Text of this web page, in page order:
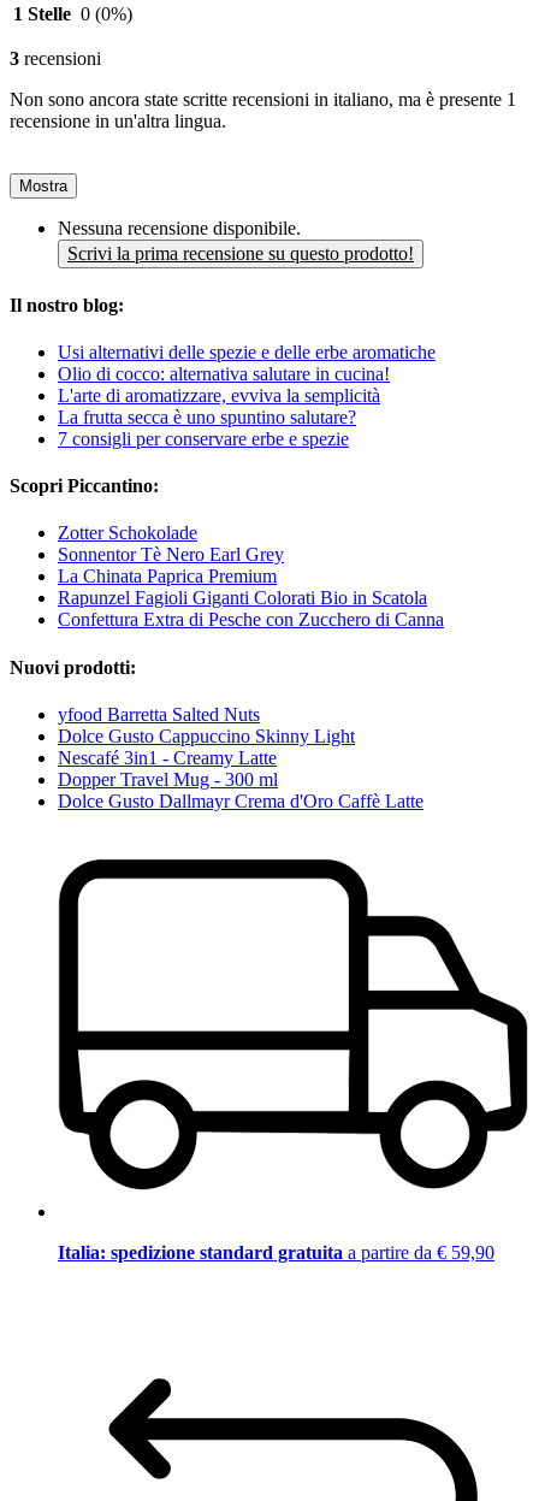
1 Stelle 0 (0%)
3 recensioni
Non sono ancora state scritte recensioni in italiano, ma è presente 1
recensione in un'altra lingua.
Mostra
Nessuna recensione disponibile.
Scrivi la prima recensione su questo prodotto!
Il nostro blog:
Usi alternativi delle spezie e delle erbe aromatiche
Olio di cocco: alternativa salutare in cucina!
L'arte di aromatizzare, evviva la semplicità
La frutta secca è uno spuntino salutare?
7 consigli per conservare erbe e spezie
Scopri Piccantino:
Zotter Schokolade
Sonnentor Tè Nero Earl Grey
La Chinata Paprica Premium
Rapunzel Fagioli Giganti Colorati Bio in Scatola
Confettura Extra di Pesche con Zucchero di Canna
Nuovi prodotti:
yfood Barretta Salted Nuts
Dolce Gusto Cappuccino Skinny Light
Nescafé 3in1 - Creamy Latte
Dopper Travel Mug - 300 ml
Dolce Gusto Dallmayr Crema d'Oro Caffè Latte
Italia: spedizione standard gratuita a partire da € 59,90